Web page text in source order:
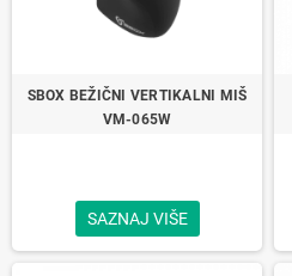
SBOX BEŽIČNI VERTIKALNI MIŠ
VM-065W
SAZNAJ VIŠE